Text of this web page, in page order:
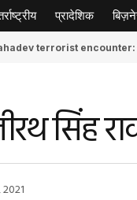
प्रादेशिक
terrorist encounter:
सिंह